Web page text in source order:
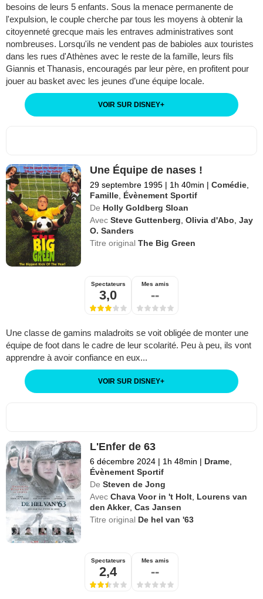
besoins de leurs 5 enfants. Sous la menace permanente de
l'expulsion, le couple cherche par tous les moyens à obtenir la
citoyenneté grecque mais les entraves administratives sont
nombreuses. Lorsqu'ils ne vendent pas de babioles aux touristes
dans les rues d'Athènes avec le reste de la famille, leurs fils
Giannis et Thanasis, encouragés par leur père, en profitent pour
jouer au basket avec les jeunes d’une équipe locale.
VOIR SUR DISNEY+
Une Équipe de nases !
29 septembre 1995 | 1h 40min | Comédie
Famille Évènement Sportif
De Holly Goldberg Sloan
Avec Steve Guttenberg ,Olivia d'Abo ,Jay
O. Sanders
Titre originalThe Big Green
Spectateurs
3,0
Mes amis
--
Une classe de gamins maladroits se voit obligée de monter une
équipe de foot dans le cadre de leur scolarité. Peu à peu, ils vont
apprendre à avoir confiance en eux...
VOIR SUR DISNEY+
L'Enfer de 63
6 décembre 2024 | 1h 48min | Drame
Évènement Sportif
De Steven de Jong
Avec Chava Voor in 't Holt Lourens van
den Akker,Cas Jansen
Titre original De hel van '63
Spectateurs
2,4
Mes amis
--